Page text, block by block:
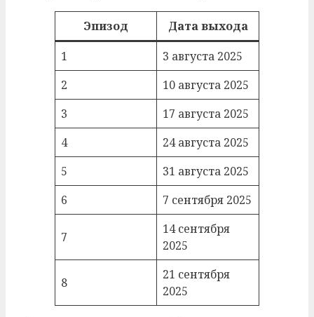
Эпизод
Дата выхода
1
3 августа 2025
2
10 августа 2025
3
17 августа 2025
4
24 августа 2025
5
31 августа 2025
6
7 сентября 2025
7
14 сентября
2025
8
21 сентября
2025